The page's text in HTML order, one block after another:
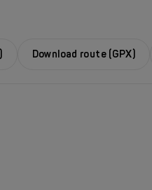
Download route (GPX)